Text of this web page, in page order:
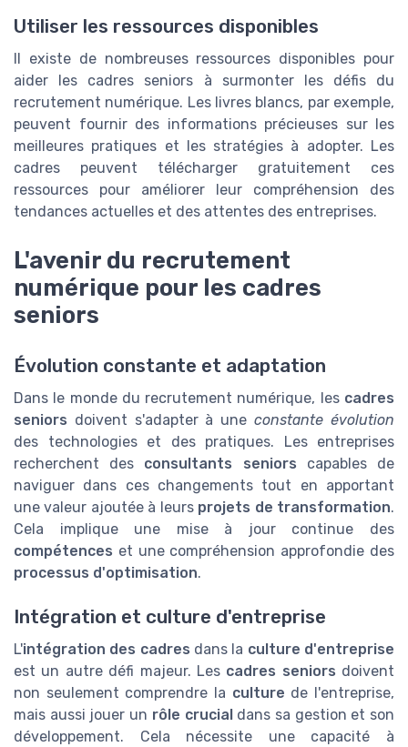
Utiliser les ressources disponibles
Il existe de nombreuses ressources disponibles pour
aider les cadres seniors à surmonter les défis du
recrutement numérique. Les livres blancs, par exemple,
peuvent fournir des informations précieuses sur les
meilleures pratiques et les stratégies à adopter. Les
cadres peuvent télécharger gratuitement ces
ressources pour améliorer leur compréhension des
tendances actuelles et des attentes des entreprises.
L'avenir du recrutement
numérique pour les cadres
seniors
Évolution constante et adaptation
Dans le monde du recrutement numérique, les cadres
seniors doivent s'adapter à uneconstante évolution
des technologies et des pratiques. Les entreprises
recherchent des consultants seniors capables de
naviguer dans ces changements tout en apportant
une valeur ajoutée à leurs projets de transformation.
Cela implique une mise à jour continue des
compétences et une compréhension approfondie des
processus d'optimisation.
Intégration et culture d'entreprise
L'intégration des cadres dans la culture d'entreprise
est un autre défi majeur. Les cadres seniors doivent
non seulement comprendre la culture de l'entreprise,
mais aussi jouer un rôle crucial dans sa gestion et son
développement. Cela nécessite une capacité à